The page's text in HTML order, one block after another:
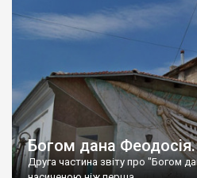
Богом дана
Друга частина звіту про "Богом